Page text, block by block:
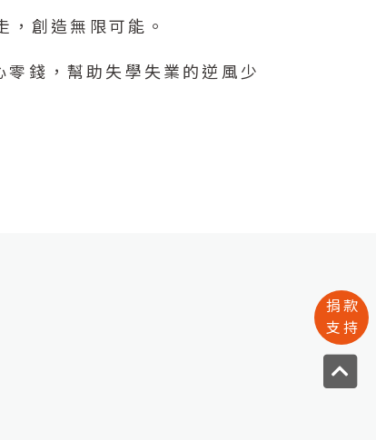
捐款
支持
創造無限可能。
錢，幫助失學失業的逆風少